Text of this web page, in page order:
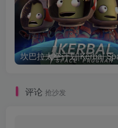
评论 抢沙发